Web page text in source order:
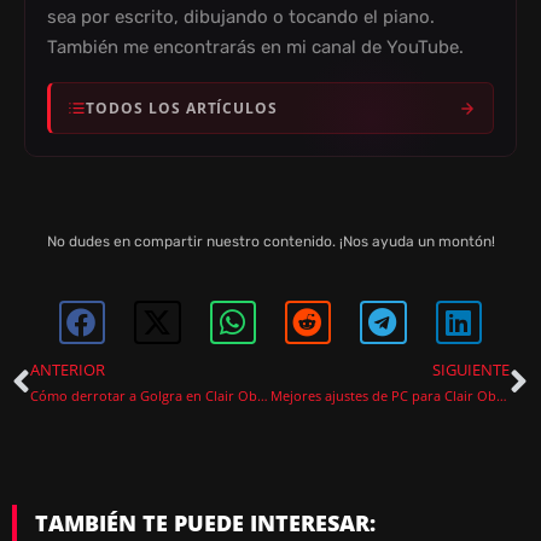
sea por escrito, dibujando o tocando el piano.
También me encontrarás en mi canal de YouTube.
TODOS LOS ARTÍCULOS
No dudes en compartir nuestro contenido. ¡Nos ayuda un montón!
ANTERIOR
Cómo derrotar a Golgra en Clair Obscur: Expedition 33
SIGUIENTE
Mejores ajustes de PC para Clair Obscur Expedition 33: guía completa para mejorar FPS y rendimiento
TAMBIÉN TE PUEDE INTERESAR: